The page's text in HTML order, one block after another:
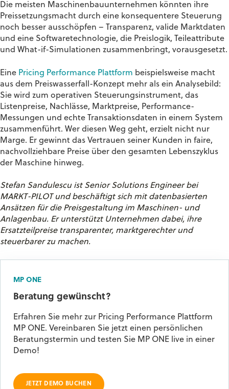
Die meisten Maschinenbauunternehmen könnten ihre
Preissetzungsmacht durch eine konsequentere Steuerung
noch besser ausschöpfen – Transparenz, valide Marktdaten
und eine Softwaretechnologie, die Preislogik, Teileattribute
und What-if-Simulationen zusammenbringt, vorausgesetzt.
Eine Pricing Performance Plattform beispielsweise macht
aus dem Preiswasserfall-Konzept mehr als ein Analysebild:
Sie wird zum operativen Steuerungsinstrument, das
Listenpreise, Nachlässe, Marktpreise, Performance-
Messungen und echte Transaktionsdaten in einem System
zusammenführt. Wer diesen Weg geht, erzielt nicht nur
Marge. Er gewinnt das Vertrauen seiner Kunden in faire,
nachvollziehbare Preise über den gesamten Lebenszyklus
der Maschine hinweg.
Stefan Sandulescuist Senior Solutions Engineer bei
MARKT-PILOT und beschäftigt sich mit datenbasierten
Ansätzen für die Preisgestaltung im Maschinen- und
Anlagenbau. Er unterstützt Unternehmen dabei, ihre
Ersatzteilpreise transparenter, marktgerechter und
steuerbarer zu machen.
MP ONE
Beratung gewünscht?
Erfahren Sie mehr zur Pricing Performance Plattform
MP ONE. Vereinbaren Sie jetzt einen persönlichen
Beratungstermin und testen Sie MP ONE live in einer
Demo!
JETZT DEMO BUCHEN